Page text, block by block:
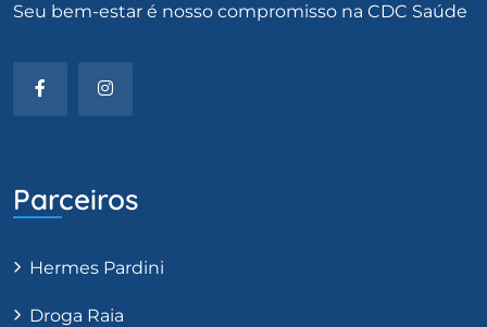
Seu bem-estar é nosso compromisso na CDC Saúde
Parceiros
Hermes Pardini
Droga Raia